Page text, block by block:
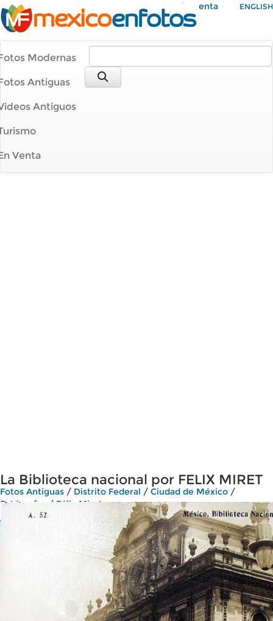
Mi Cuenta ENGLISH
Modernas
Antiguas
Antiguos
Venta
La Biblioteca nacional por FELIX MIRET
Fotos Antiguas / Distrito Federal / Ciudad de México /
Fotógrafos
/ Félix Miret